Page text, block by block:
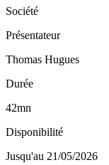
Société
Présentateur
Thomas Hugues
Durée
42mn
Disponibilité
Jusqu'au 21/05/2026